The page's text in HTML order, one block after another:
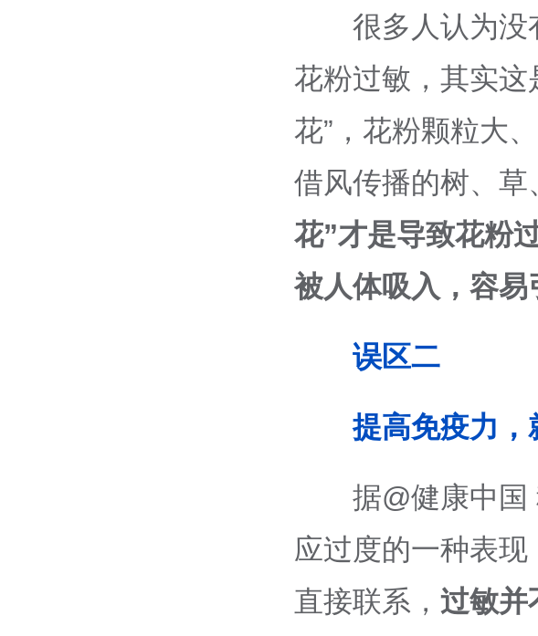
很多人认为没
花粉过敏，其实这
花”，花粉颗粒大
借风传播的树、
花”才是导致花粉
被人体吸入，容易
误区二
提高免疫力，
据@健康中
应过度的一种表
直接联系， 过敏并